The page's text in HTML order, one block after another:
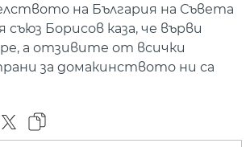
на България на Съвета
съюз Борисов каза, че върви
а отзивите от всички
за домакинството ни са